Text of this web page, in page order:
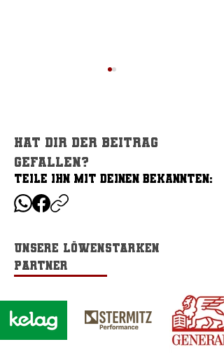
Lions unterliegen
Invaders auswärts
Hat dir der Beitrag
gefallen?
TEILE IHN MIT DEINEN BEKANNTEN:
TEILE IHN MIT DEINEN BEKANNTEN:
Unsere löwenstarken
Partner